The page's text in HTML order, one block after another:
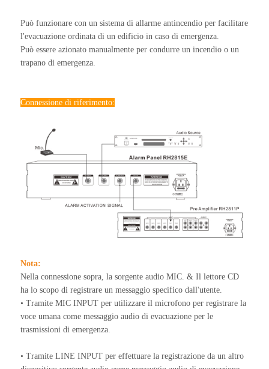
Può funzionare con un sistema di allarme antincendio per facilitare
l'evacuazione ordinata di un edificio in caso di emergenza.
Può essere azionato manualmente per condurre un incendio o un
trapano di emergenza.
Connessione di riferimento:
Nota:
Nella connessione sopra, la sorgente audio MIC. & Il lettore CD
ha lo scopo di registrare un messaggio specifico dall'utente.
• Tramite MIC INPUT per utilizzare il microfono per registrare la
voce umana come messaggio audio di evacuazione per le
trasmissioni di emergenza.
• Tramite LINE INPUT per effettuare la registrazione da un altro